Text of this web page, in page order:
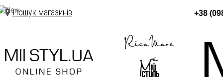
Пошук магазинів +38